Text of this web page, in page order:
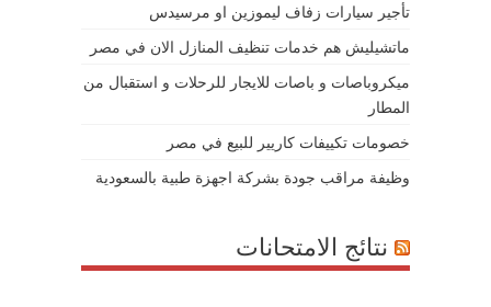
تأجير سيارات زفاف ليموزين او مرسيدس
ماتشيليش هم خدمات تنظيف المنازل الان في مصر
ميكروباصات و باصات للايجار للرحلات و استقبال من
المطار
خصومات تكييفات كاريير للبيع في مصر
وظيفة مراقب جودة بشركة اجهزة طبية بالسعودية
نتائج الامتحانات